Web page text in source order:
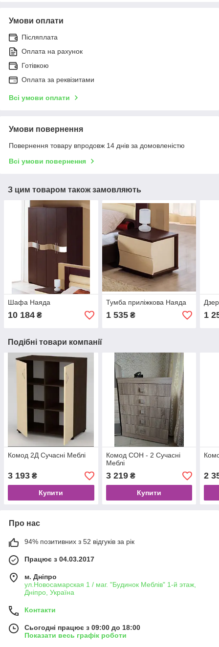
Умови оплати
Післяплата
Оплата на рахунок
Готівкою
Оплата за реквізитами
Всі умови оплати
Умови повернення
Повернення товару впродовж 14 днів за домовленістю
Всі умови повернення
З цим товаром також замовляють
Шафа Наяда
10 184 ₴
Тумба приліжкова Наяда
1 535₴ 1
Подібні товари компанії
Комод 2Д Сучаснi Меблi
3 193 ₴
Купити
Комод СОН - 2 Сучасні
Меблі
3 219₴
Купити
2
Про нас
94% позитивних з 52 відгуків за рік
Працює з 04.03.2017
м. Дніпро
ул.Новосамарская 1 / маг. "Будинок Меблiв" 1-й этаж,
Дніпро, Україна
Контакти
Сьогодні працює з 09:00 до 18:00
Показати весь графік роботи